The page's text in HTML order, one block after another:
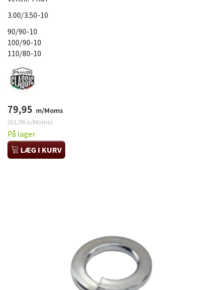
3.00/3.50-10
90/90-10
100/90-10
110/80-10
79,95 m/Moms
(63,96 u/Moms)
På lager
LÆG I KURV